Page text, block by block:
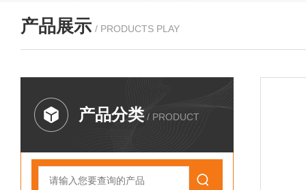
产品展示 / PRODUCTS PLAY
产品分类 / PRODUCT